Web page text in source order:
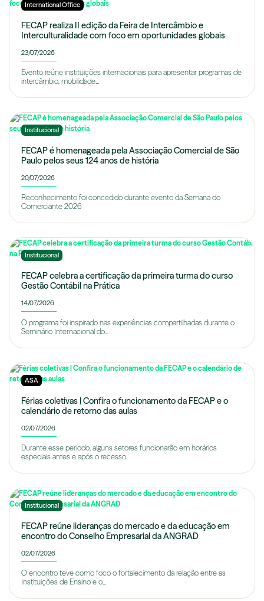
International Office
FECAP realiza II edição da Feira de Intercâmbio e
Interculturalidade com foco em oportunidades globais
23/07/2026
Evento reúne instituições internacionais para apresentar programas de
intercâmbio, mobilidade...
Institucional
FECAP é homenageada pela Associação Comercial de São
Paulo pelos seus 124 anos de história
20/07/2026
Reconhecimento foi concedido durante evento da Semana do
Comerciante 2026
Institucional
FECAP celebra a certificação da primeira turma do curso
Gestão Contábil na Prática
14/07/2026
O programa foi inspirado nas experiências compartilhadas durante o
Seminário Internacional do...
ASA
Férias coletivas | Confira o funcionamento da FECAP e o
calendário de retorno das aulas
02/07/2026
Durante esse período, alguns setores funcionarão em horários
especiais antes e após o recesso.
Institucional
FECAP reúne lideranças do mercado e da educação em
encontro do Conselho Empresarial da ANGRAD
02/07/2026
O encontro teve como foco o fortalecimento da relação entre as
Instituições de Ensino e o...